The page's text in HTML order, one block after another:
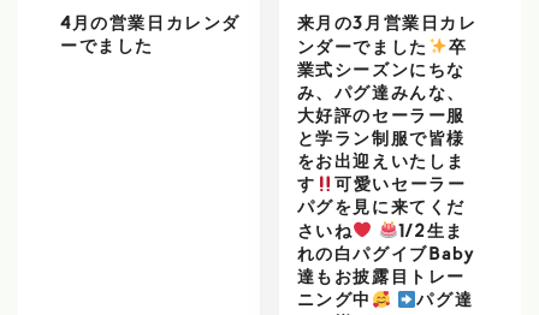
4月の営業日カレンダ
ーでました
来月の3月営業日カレ
ンダーでました
️卒
業式シーズンにちな
み、パグ達みんな、
大好評のセーラー服
と学ラン制服で皆様
をお出迎えいたしま
す
可愛いセーラー
パグを見に来てくだ
さいね
1/2生ま
れの白パグイブBaby
達もお披露目トレー
ニング中
パグ達